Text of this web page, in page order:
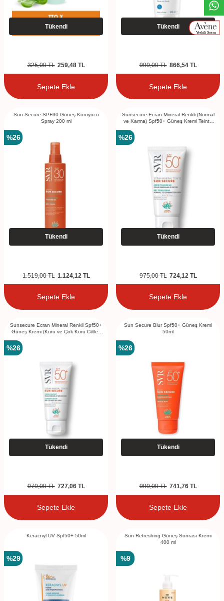
Tükendi
325,00TL 259,48TL
Sepete Ekle
Tükendi
999,00TL 866,54TL
Sepete Ekle
Sun Secure SPF30 Güneş Koruyucu
Spray 200 ml
%26
Tükendi
1.519,00TL 1.124,12TL
Sepete Ekle
Sunsecure Ecran Mineral Renkli (Normal
ve Karma) Spf50+ Güneş Kremi Teinte
%26
Tükendi
975,00TL 724,12TL
Sepete Ekle
Sunsecure Ecran Mineral Renkli Spf50+
Güneş Kremi (Kuru ve Çok Kuru Ciltler)
%26
Tükendi
979,00TL 727,06TL
Sepete Ekle
Sun Secure Blur Spf50+ Güneş Kremi
50ml
%26
Tükendi
999,00TL 741,76TL
Sepete Ekle
Keracnyl UV Spf50+ 50ml
%29
Sun Refreshing Güneş Sonrası Kremi
400 ml
%9